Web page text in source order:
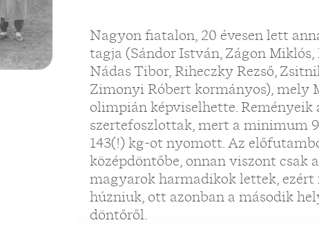
Nagyon fiatalon, 20 évesen lett
tagja (Sándor István, Zágon Miklós,
Nádas Tibor, Riheczky Rezső,
Zimonyi Róbert kormányos), mely
olimpián képviselhette.
szertefoszlottak, mert a minimum
143(!) kg-ot nyomott. Az
középdöntőbe, onnan viszont csak
magyarok harmadikok lettek,
húzniuk, ott azonban a második
döntőről.